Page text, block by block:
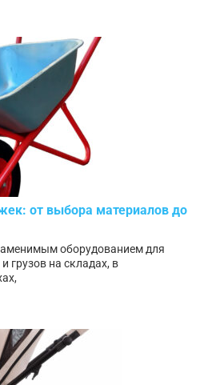
от выбора материалов до
оборудованием для
грузов на складах, в